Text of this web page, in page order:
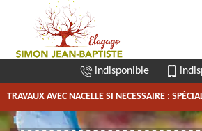
indisponible
TRAVAUX AVEC NACELLE SI NECESSAIRE :